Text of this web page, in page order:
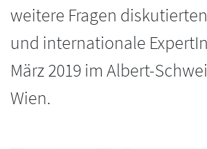
weitere Fragen
und internationale
März 2019 im Albert-
Wien.